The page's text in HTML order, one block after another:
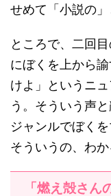
せめて「小説の
ところで、二回
にぼくを上から
けよ」というニ
う。そういう声
ジャンルでぼく
そういうの、わ
「燃え殻さん